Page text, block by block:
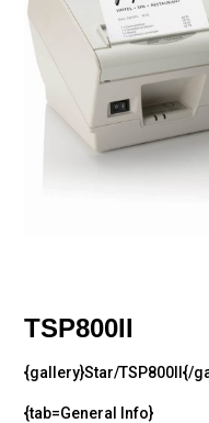
TSP800II
{gallery}Star/TSP800II{/
{tab=General Info}